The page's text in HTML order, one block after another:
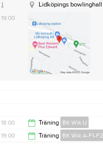
19:00
Lidköpings bowlinghall
18:00 Träning BK Wik U
19:00 Träning BK Wik A-F1-F2